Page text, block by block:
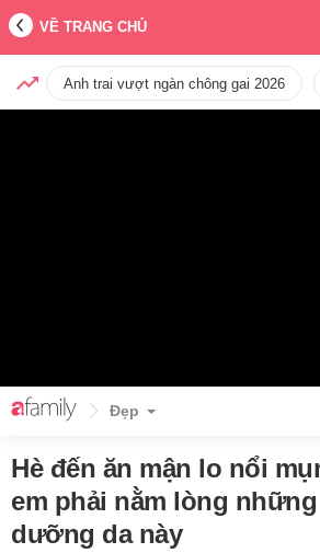
VỀ TRANG CHỦ
Anh trai vượt ngàn chông gai 2026
Đẹp
Hè đến ăn mận lo nổi
em phải nằm lòng
dưỡng da này